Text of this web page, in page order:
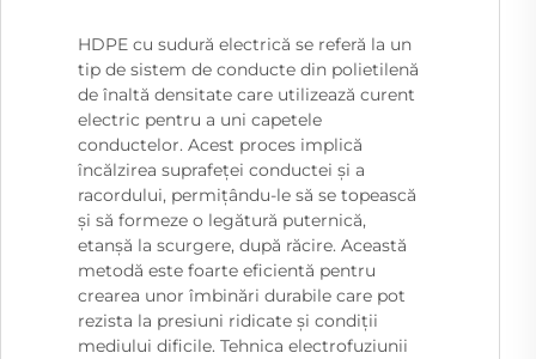
HDPE cu sudură electrică se referă la un
tip de sistem de conducte din polietilenă
de înaltă densitate care utilizează curent
electric pentru a uni capetele
conductelor. Acest proces implică
încălzirea suprafeței conductei și a
racordului, permițându-le să se topească
și să formeze o legătură puternică,
etanșă la scurgere, după răcire. Această
metodă este foarte eficientă pentru
crearea unor îmbinări durabile care pot
rezista la presiuni ridicate și condiții
mediului dificile. Tehnica electrofuziunii